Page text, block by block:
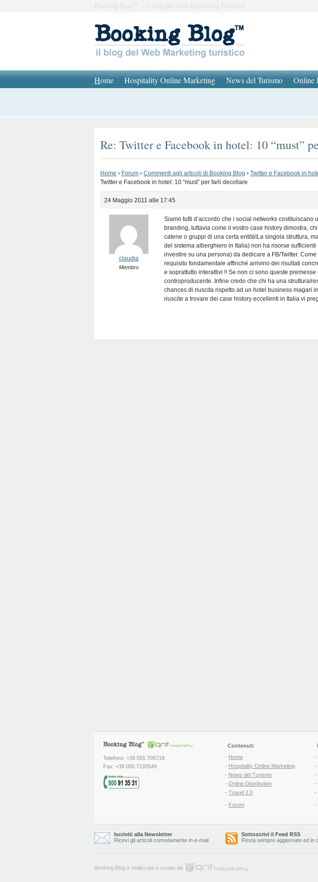
Booking Blog™ – Il blog del Web Marketing Turistico
Home Hospitality Online Marketing News del Turismo Online
Re: Twitter e Facebook in hotel: 10 “must”
Home › Forum › Commenti agli articoli di Booking Blog › Twitter e Facebook in
Twitter e Facebook in hotel: 10 “must” per farli decollare
24 Maggio 2011 alle 17:45
claudia
Membro
Siamo tutti d’accordo che i social networks costituiscano
branding, tuttavia come il vostro case history dimostra,
catene o gruppi di una certa entità!La singola struttura,
del sistema alberghiero in Italia) non ha risorse
investire su una persona) da dedicare a FB/Twitter.
requisito fondamentale affinché arrivino dei risultati
e soprattutto interattivi !! Se non ci sono queste
controproducente..Infine credo che chi ha una struttura/
chances di riuscita rispetto ad un hotel business magari
riuscite a trovare dei case history eccellenti in Italia vi
Telefono: +39 055 705718
Fax: +39 055 7193549
Contenuti
- Home
- Hospitality Online Marketing
- News del Turismo
- Online Distribution
- Travel 2.0
- Forum
-
-
-
-
-
-
Iscriviti alla Newsletter
Ricevi gli articoli comodamente in e-mail
Sottoscrivi il Feed RSS
Resta sempre aggiornato ed in
Booking Blog è realizzato e curato da